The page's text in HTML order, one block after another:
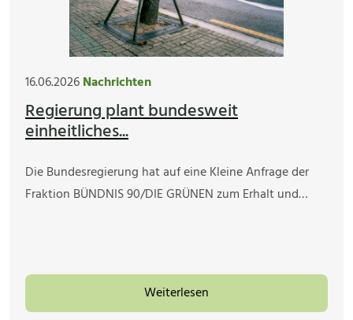
16.06.2026Nachrichten
Regierung plant bundesweit
einheitliches...
Die Bundesregierung hat auf eine Kleine Anfrage der
Fraktion BÜNDNIS 90/DIE GRÜNEN zum Erhalt und…
Weiterlesen